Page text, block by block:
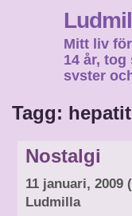
Mitt liv
14 år,
syster
Tagg: hepatit
Nostalgi
11 januari, 2009
Ludmilla